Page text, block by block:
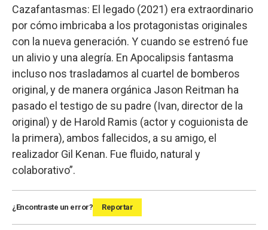
Cazafantasmas: El legado (2021) era extraordinario
por cómo imbricaba a los protagonistas originales
con la nueva generación. Y cuando se estrenó fue
un alivio y una alegría. En Apocalipsis fantasma
incluso nos trasladamos al cuartel de bomberos
original, y de manera orgánica Jason Reitman ha
pasado el testigo de su padre (Ivan, director de la
original) y de Harold Ramis (actor y coguionista de
la primera), ambos fallecidos, a su amigo, el
realizador Gil Kenan. Fue fluido, natural y
colaborativo”.
¿Encontraste un error? Reportar